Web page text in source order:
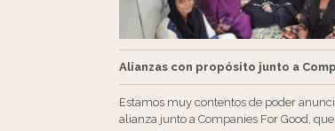
Alianzas con propósito junto a
Estamos muy contentos de poder
alianza junto a Companies For Good,